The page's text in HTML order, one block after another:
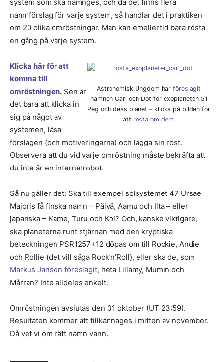
system som ska namnges, och då det finns flera
namnförslag för varje system, så handlar det i praktiken
om 20 olika omröstningar. Man kan emellertid bara rösta
en gång på varje system.
Astronomisk Ungdom har föreslagit
namnen Carl och Dot för exoplaneten 51
Peg och dess planet – klicka på bilden för
att rösta om dem.
Klicka här för att
komma till
omröstningen. Sen är
det bara att klicka in
sig på något av
systemen, läsa
förslagen (och motiveringarna) och lägga sin röst.
Observera att du vid varje omröstning måste bekräfta att
du inte är en internetrobot.
Så nu gäller det: Ska till exempel solsystemet 47 Ursae
Majoris få finska namn – Päivä, Aamu och Ilta – eller
japanska – Kame, Turu och Koi? Och, kanske viktigare,
ska planeterna runt stjärnan med den kryptiska
beteckningen PSR1257+12 döpas om till Rockie, Andie
och Rollie (det vill säga Rock’n’Roll), eller ska de, som
Markus Janson föreslagit, heta Lillamy, Mumin och
Mårran? Inte alldeles enkelt.
Omröstningen avslutas den 31 oktober (UT 23:59).
Resultaten kommer att tillkännages i mitten av november.
Då vet vi om rätt namn vann.